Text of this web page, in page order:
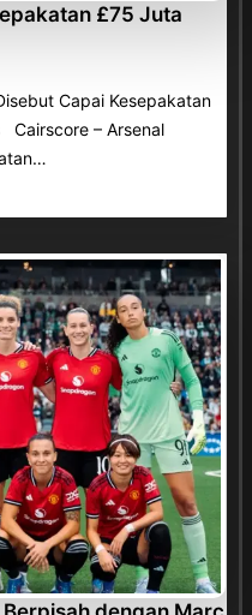
£75 Juta
Capai Kesepakatan
Cairscore – Arsenal